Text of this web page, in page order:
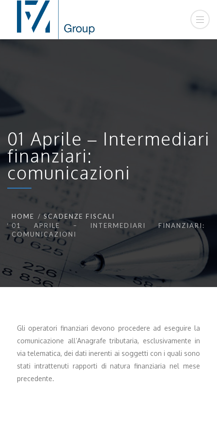
01 Aprile – Intermediari
finanziari:
comunicazioni
HOME
SCADENZE FISCALI
01 APRILE – INTERMEDIARI FINANZIARI:
COMUNICAZIONI
Gli operatori finanziari devono procedere ad eseguire la
comunicazione all’Anagrafe tributaria, esclusivamente in
via telematica, dei dati inerenti ai soggetti con i quali sono
stati intrattenuti rapporti di natura finanziaria nel mese
precedente.